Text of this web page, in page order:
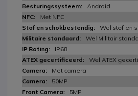
Android
Met NFC
Wel stof en
Wel Militair
IP68
Wel ATEX
Met camera
50MP
5MP